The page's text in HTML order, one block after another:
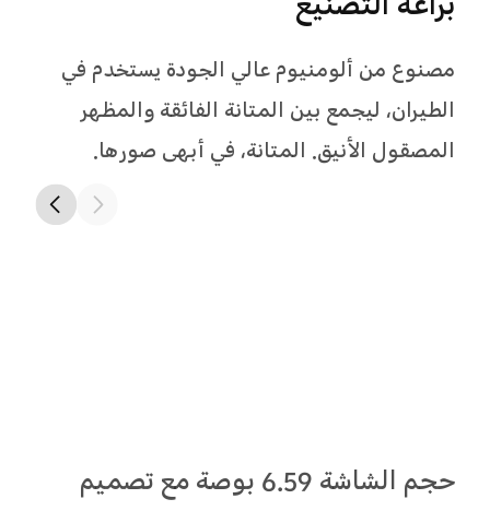
الزوايا
الزوايا المستديرة بدقة تعزز راحة الإمساك وتمنح
شعورًا طبيعيًا مع الاستخدام الطويل.
حجم الشاشة 6.59 بوصة مع تصميم